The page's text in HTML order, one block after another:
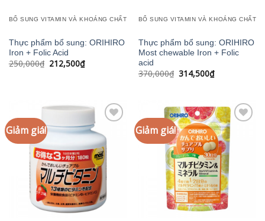
BỔ SUNG VITAMIN VÀ KHOÁNG CHẤT
Thực phẩm bổ sung: ORIHIRO
Iron + Folic Acid
250,000₫ Giá
212,500₫Giá
hiện
BỔ SUNG VITAMIN VÀ KHOÁNG CHẤT
Thực phẩm bổ sung: ORIHIRO
Most chewable Iron + Folic
acid
370,000₫ Giá
314,500₫Giá
hiện
314,500₫.
Giảm giá!
Add to
wishlist
Giảm giá!
Add to
wishlist